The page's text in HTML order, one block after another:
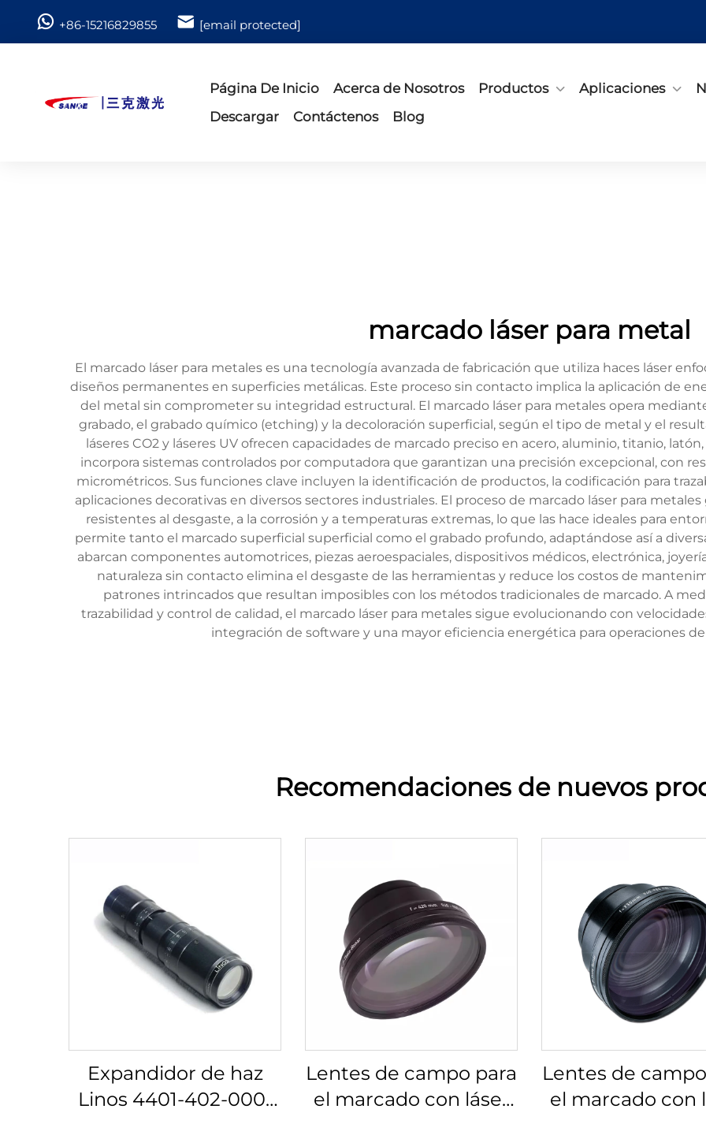
+86-15216829855 [email protected]
Página De Inicio Acerca de Nosotros Productos Aplicaciones
Descargar
Contáctenos Blog
marcado láser para metal
El marcado láser para metales es una tecnología avanzada de fabricación que utiliza haces láser
diseños permanentes en superficies metálicas. Este proceso sin contacto implica la aplicación de
del metal sin comprometer su integridad estructural. El marcado láser para metales opera
grabado, el grabado químico (etching) y la decoloración superficial, según el tipo de metal y el
láseres CO2 y láseres UV ofrecen capacidades de marcado preciso en acero, aluminio, titanio,
incorpora sistemas controlados por computadora que garantizan una precisión excepcional, con
micrométricos. Sus funciones clave incluyen la identificación de productos, la codificación para
aplicaciones decorativas en diversos sectores industriales. El proceso de marcado láser para
resistentes al desgaste, a la corrosión y a temperaturas extremas, lo que las hace ideales para
permite tanto el marcado superficial superficial como el grabado profundo, adaptándose así a
abarcan componentes automotrices, piezas aeroespaciales, dispositivos médicos, electrónica,
naturaleza sin contacto elimina el desgaste de las herramientas y reduce los costos de
patrones intrincados que resultan imposibles con los métodos tradicionales de marcado. A
trazabilidad y control de calidad, el marcado láser para metales sigue evolucionando con
integración de software y una mayor eficiencia energética para operaciones
Recomendaciones de nuevos
Expandidor de haz
Linos 4401-402-000-
Lentes de campo para
el marcado con láser
Lentes de
el marcado con